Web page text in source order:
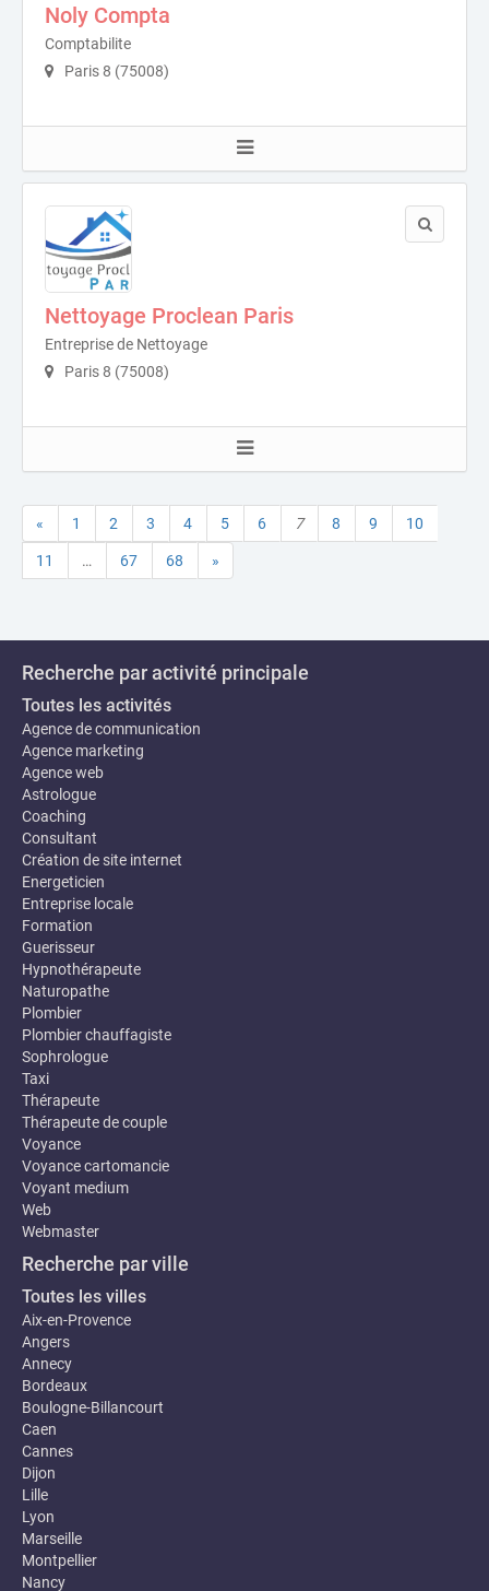
Noly Compta
Comptabilite
Paris 8 (75008)
Nettoyage Proclean Paris
Entreprise de Nettoyage
Paris 8 (75008)
« 1 2 3 4 5 6 7 8 9 10
11 … 67 68 »
Recherche par activité principale
Toutes les activités
Agence de communication
Agence marketing
Agence web
Astrologue
Coaching
Consultant
Création de site internet
Energeticien
Entreprise locale
Formation
Guerisseur
Hypnothérapeute
Naturopathe
Plombier
Plombier chauffagiste
Sophrologue
Taxi
Thérapeute
Thérapeute de couple
Voyance
Voyance cartomancie
Voyant medium
Web
Webmaster
Recherche par ville
Toutes les villes
Aix-en-Provence
Angers
Annecy
Bordeaux
Boulogne-Billancourt
Caen
Cannes
Dijon
Lille
Lyon
Marseille
Montpellier
Nancy